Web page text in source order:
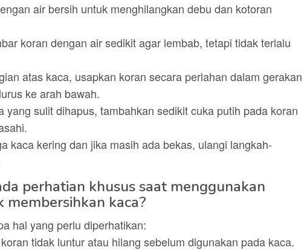
air bersih untuk menghilangkan debu dan kotoran
koran dengan air sedikit agar lembab, tetapi tidak terlalu
atas kaca, usapkan koran secara perlahan dalam gerakan
ke arah bawah.
yang sulit dihapus, tambahkan sedikit cuka putih pada koran
kaca kering dan jika masih ada bekas, ulangi langkah-
perhatian khusus saat menggunakan
membersihkan kaca?
hal yang perlu diperhatikan:
tidak luntur atau hilang sebelum digunakan pada kaca.